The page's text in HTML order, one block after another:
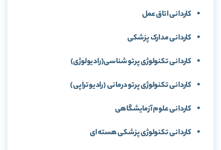
کاردانی اتاق عمل
کاردانی مدارک پزشکی
کاردانی تکنولوژی پرتو شناسی(رادیولوژی)
کاردانی تکنولوژی پرتو درمانی (رادیوتراپی)
کاردانی علوم آزمایشگاهی
کاردانی تکنولوژی پزشکی هسته‌ ای